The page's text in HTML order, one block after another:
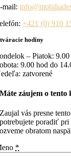
mail:
+421 (0) 910
hodiny
– Piatok:
9.00 hod do
zatvorené
Máte záujem o tento
Zaujal vás presne
potrebujete poradiť
ozveme obratom
*